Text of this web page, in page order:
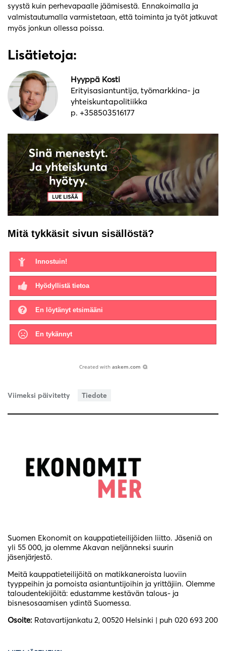
syystä kuin perhevapaalle jäämisestä. Ennakoimalla ja
valmistautumalla varmistetaan, että toiminta ja työt jatkuvat
myös jonkun ollessa poissa.
Lisätietoja:
Hyyppä Kosti
Erityisasiantuntija, työmarkkina- ja
yhteiskuntapolitiikka
p. +358503516177
Mitä tykkäsit sivun sisällöstä?
Innostuin!
Hyödyllistä tietoa
En löytänyt etsimääni
En tykännyt
Created with askem.com
Viimeksi päivitetty Tiedote
Suomen Ekonomit on kauppatieteilijöiden liitto. Jäseniä on
yli 55 000, ja olemme Akavan neljänneksi suurin
jäsenjärjestö.
Meitä kauppatieteilijöitä on matikkaneroista luoviin
tyyppeihin ja pomoista asiantuntijoihin ja yrittäjiin. Olemme
taloudentekijöitä: edustamme kestävän talous- ja
bisnesosaamisen ydintä Suomessa.
Osoite: Ratavartijankatu 2, 00520 Helsinki | puh 020 693 200